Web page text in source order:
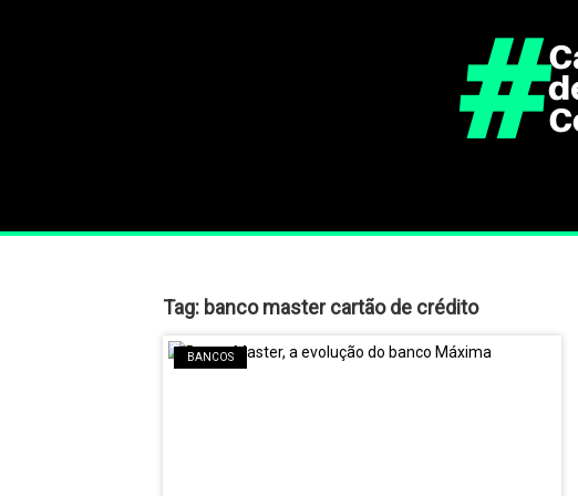
Tag: banco master cartão de crédito
BANCOS